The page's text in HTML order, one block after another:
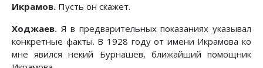
Икрамов. Пусть он скажет.
Ходжаев. Я в предварительных показаниях указывал
конкретные факты. В 1928 году от имени Икрамова ко
мне явился некий Бурнашев, ближайший помощник